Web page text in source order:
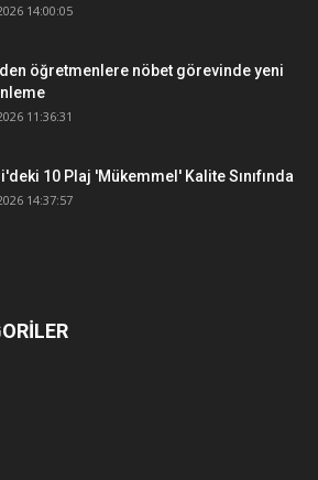
14:00:05
öğretmenlere nöbet görevinde yeni
11:36:31
10 Plaj 'Mükemmel' Kalite Sınıfında
14:37:57